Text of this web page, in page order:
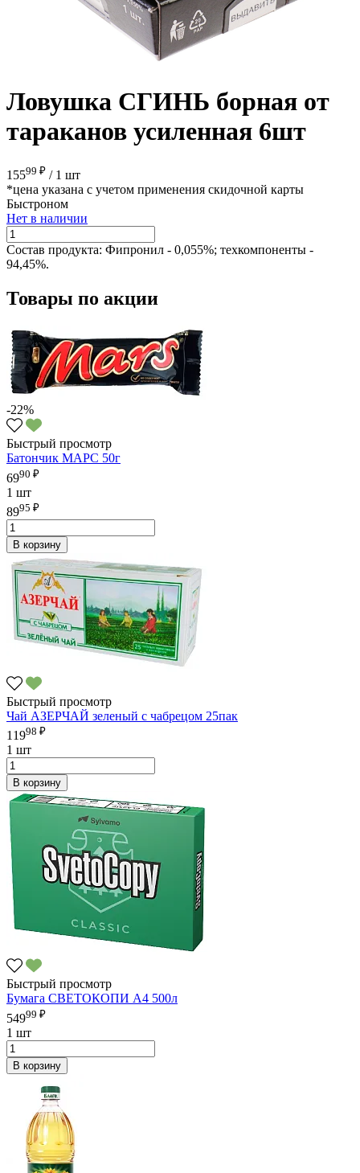
Ловушка СГИНЬ борная от
тараканов усиленная 6шт
15599 ₽ / 1 шт
*цена указана с учетом применения скидочной карты
Быстроном
Нет в наличии
Состав продукта: Фипронил - 0,055%; техкомпоненты -
94,45%.
Товары по акции
-22%
Быстрый просмотр
Батончик МАРС 50г
6990 ₽
1 шт
8995 ₽
В корзину
Быстрый просмотр
Чай АЗЕРЧАЙ зеленый с чабрецом 25пак
11998 ₽
1 шт
В корзину
Быстрый просмотр
Бумага СВЕТОКОПИ А4 500л
54999 ₽
1 шт
В корзину